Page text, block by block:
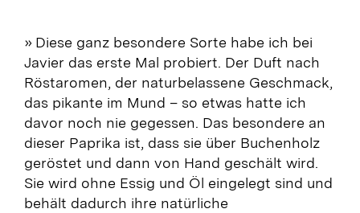
» Diese ganz besondere Sorte habe ich bei
Javier das erste Mal probiert. Der Duft nach
Röstaromen, der naturbelassene Geschmack,
das pikante im Mund – so etwas hatte ich
davor noch nie gegessen. Das besondere an
dieser Paprika ist, dass sie über Buchenholz
geröstet und dann von Hand geschält wird.
Sie wird ohne Essig und Öl eingelegt sind und
behält dadurch ihre natürliche